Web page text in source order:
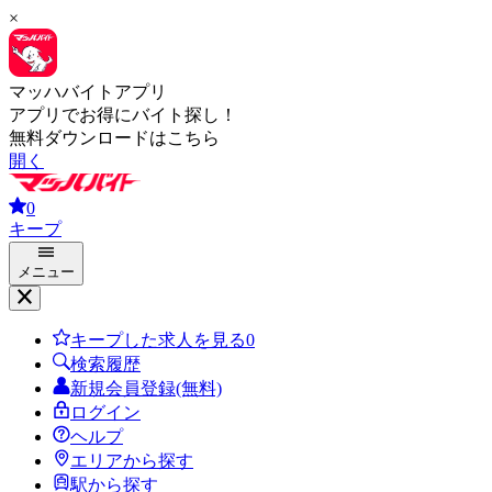
×
マッハバイトアプリ
アプリでお得にバイト探し！
無料ダウンロードはこちら
開く
0
キープ
メニュー
キープした求人を見る0
検索履歴
新規会員登録(無料)
ログイン
ヘルプ
エリアから探す
駅から探す